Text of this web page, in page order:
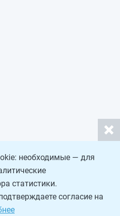
необходимые — для
статистики.
согласие на